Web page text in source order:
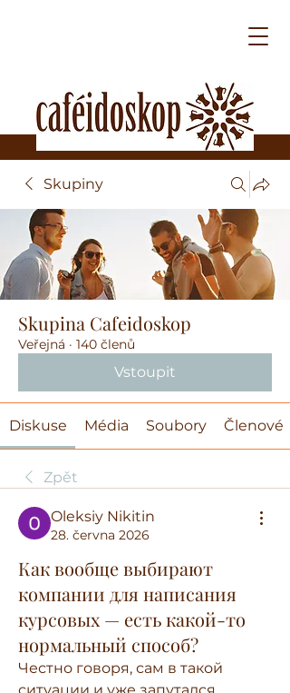
Skupiny
Skupina Cafeidoskop
Veřejná · 140 členů
Vstoupit
Diskuse Média Soubory Členové
Zpět
Oleksiy Nikitin
28. června 2026
Как вообще выбирают
компании для написания
курсовых — есть какой-то
нормальный способ?
Честно говоря, сам в такой